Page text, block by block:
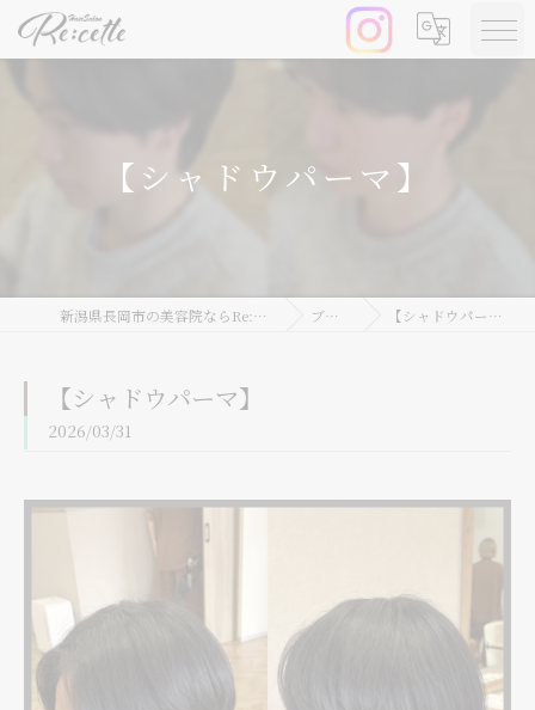
【シャドウパーマ】
新潟県長岡市の美容院ならRe:cette ブログ 【シャドウパーマ】
【シャドウパーマ】
2026/03/31